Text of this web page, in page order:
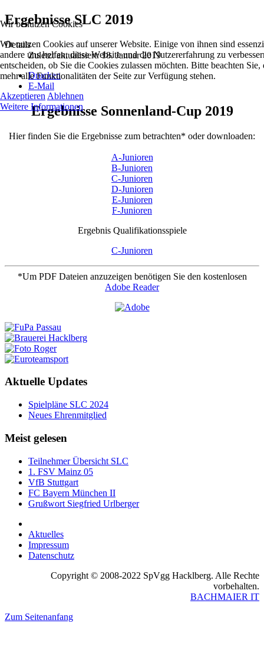
Ergebnisse SLC 2019
Details
Zuletzt aktualisiert: 18. Januar 2019
Drucken
E-Mail
Ergebnisse Sonnenland-Cup 2019
Hier finden Sie die Ergebnisse zum betrachten* oder downloaden:
A-Junioren
B-Junioren
C-Junioren
D-Junioren
E-Junioren
F-Junioren
Ergebnis Qualifikationsspiele
C-Junioren
*Um PDF Dateien anzuzeigen benötigen Sie den kostenlosen
Adobe Reader
Aktuelle Updates
Spielpläne SLC 2024
Neues Ehrenmitglied
Meist gelesen
Teilnehmer Übersicht SLC
1. FSV Mainz 05
VfB Stuttgart
FC Bayern München II
Grußwort Siegfried Urlberger
Aktuelles
Impressum
Datenschutz
Copyright © 2008-2022 SpVgg Hacklberg. Alle Rechte
vorbehalten.
BACHMAIER IT
Zum Seitenanfang
Wir benutzen Cookies
Wir nutzen Cookies auf unserer Website. Einige von ihnen sind
andere uns helfen, diese Website und die Nutzererfahrung zu
entscheiden, ob Sie die Cookies zulassen möchten. Bitte beachten
mehr alle Funktionalitäten der Seite zur Verfügung stehen.
Akzeptieren Ablehnen
Weitere Informationen